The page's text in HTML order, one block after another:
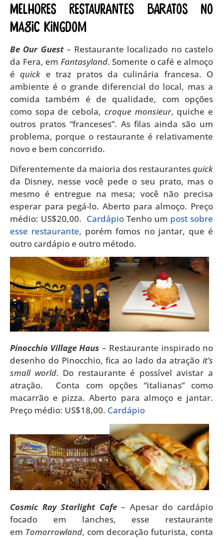
Melhores restaurantes baratos no
Magic Kingdom
Be Our Guest– Restaurante localizado no castelo
da Fera, em Fantasyland. Somente o café e almoço
équick e traz pratos da culinária francesa. O
ambiente é o grande diferencial do local, mas a
comida também é de qualidade, com opções
como sopa de cebola, croque monsieur, quiche e
outros pratos “franceses”. As filas ainda são um
problema, porque o restaurante é relativamente
novo e bem concorrido.
Diferentemente da maioria dos restaurantesquick
da Disney, nesse você pede o seu prato, mas o
mesmo é entregue na mesa; você não precisa
esperar para pegá-lo. Aberto para almoço. Preço
médio: US$20,00. Cardápio Tenho um post sobre
esse restaurante, porém fomos no jantar, que é
outro cardápio e outro método.
Pinocchio Village Haus – Restaurante inspirado no
desenho do Pinocchio, fica ao lado da atração it’s
small world. Do restaurante é possível avistar a
atração. Conta com opções “italianas” como
macarrão e pizza. Aberto para almoço e jantar.
Preço médio: US$18,00. Cardápio
Cosmic Ray Starlight Cafe– Apesar do cardápio
focado em lanches, esse restaurante
em Tomorrowland, com decoração futurista, conta